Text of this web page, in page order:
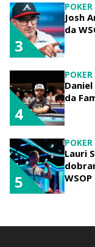
POKER
Josh
da
3
POKER
da
4
POKER
Lauri
WSOP
5